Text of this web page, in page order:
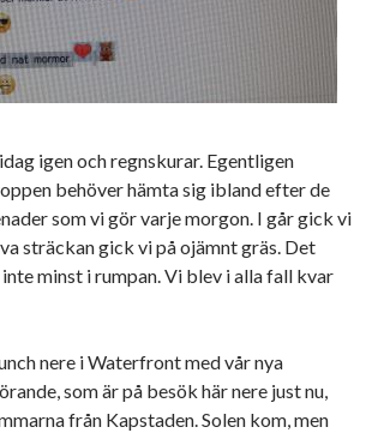
igen och regnskurar. Egentligen
behöver hämta sig ibland efter de
som vi gör varje morgon. I går gick vi
sträckan gick vi på ojämnt gräs. Det
minst i rumpan. Vi blev i alla fall kvar
nere i Waterfront med vår nya
som är på besök här nere just nu,
från Kapstaden. Solen kom, men